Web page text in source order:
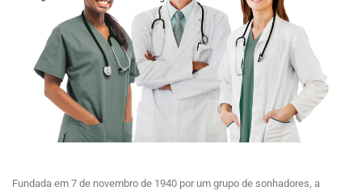
Fundada em 7 de novembro de 1940 por um grupo de sonhadores, a